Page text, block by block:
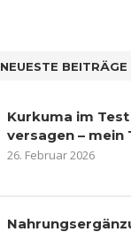
NEUESTE BEITRÄGE
Kurkuma im
versagen – mein
26. Februar 2026